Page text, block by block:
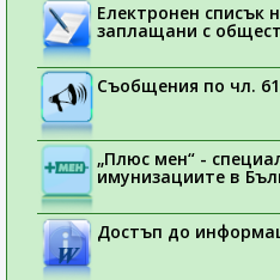
Електронен списък
заплащани с
Съобщения по чл.
„Плюс мен“ -
имунизациите в
Достъп до